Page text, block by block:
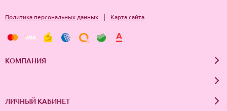
Политика персональных данных | Карта сайта
КОМПАНИЯ
ЛИЧНЫЙ КАБИНЕТ